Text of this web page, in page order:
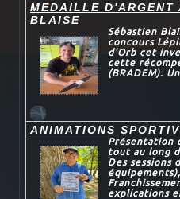
MEDAILLE D'ARGENT
BLAISE
Sébastien
concours
d'Orb cet
cette
(BRADEM).
ANIMATIONS
Présentation
tout au long
Des sessions
explications